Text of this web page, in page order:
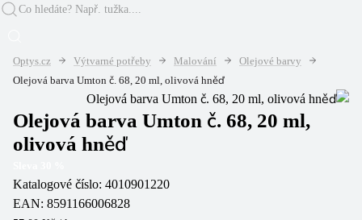
Optys.cz Výtvarné potřeby Malování
Olejové barvy
Olejová barva Umton č. 68, 20 ml, olivová hněď
Olejová barva Umton č. 68, 20 ml,
olivová hněď
Katalogové číslo: 4010901220
EAN: 8591166006828